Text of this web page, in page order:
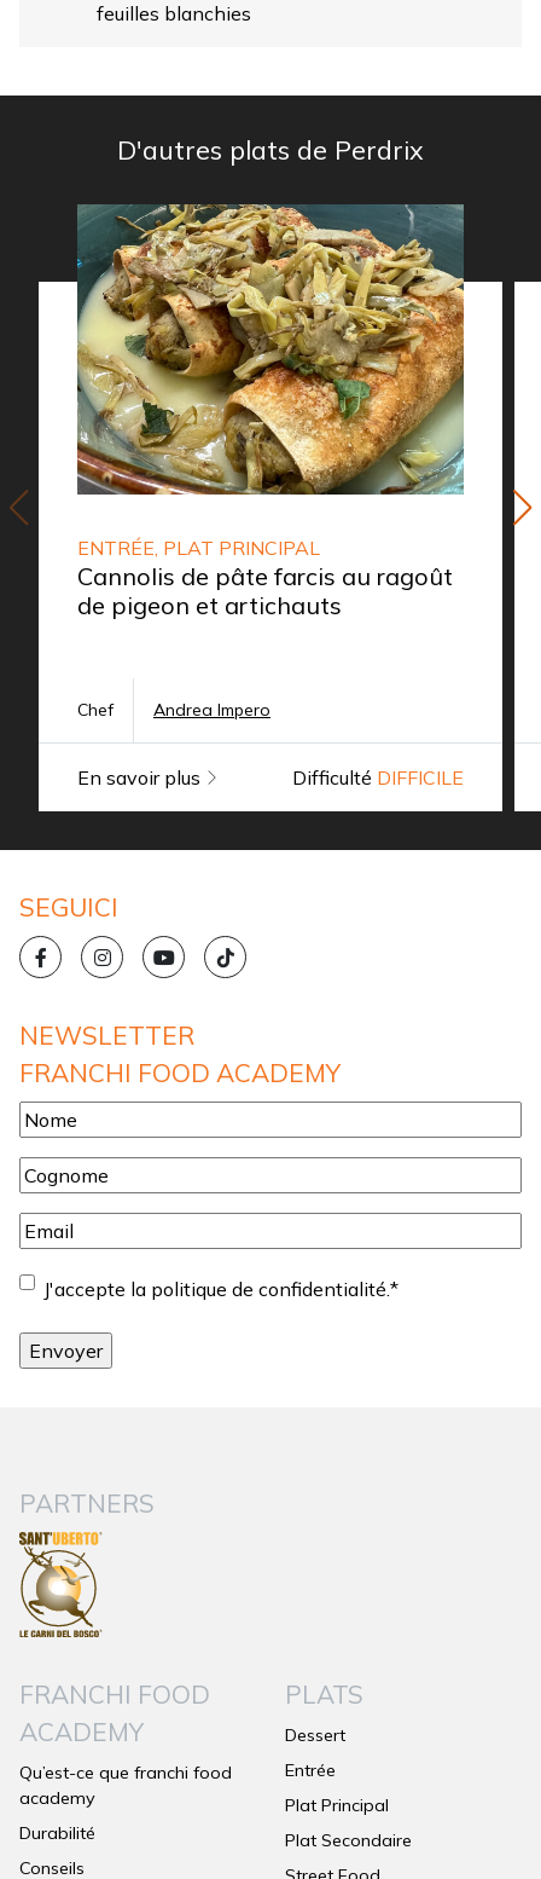
feuilles blanchies
D'autres plats de Perdrix
ENTRÉE, PLAT PRINCIPAL
Cannolis de pâte farcis au ragoût
de pigeon et artichauts
Chef Andrea Impero
En savoir plus Difficulté DIFFICILE
SEGUICI
NEWSLETTER
FRANCHI FOOD ACADEMY
Nome*
Cognome*
Email*
Consentement*
J'accepte la politique de confidentialité.*
PARTNERS
FRANCHI FOOD
ACADEMY
Qu’est-ce que franchi food
academy
Durabilité
Conseils
PLATS
Dessert
Entrée
Plat Principal
Plat Secondaire